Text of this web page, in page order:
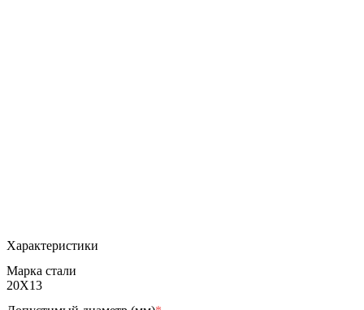
Характеристики
Марка стали
20Х13